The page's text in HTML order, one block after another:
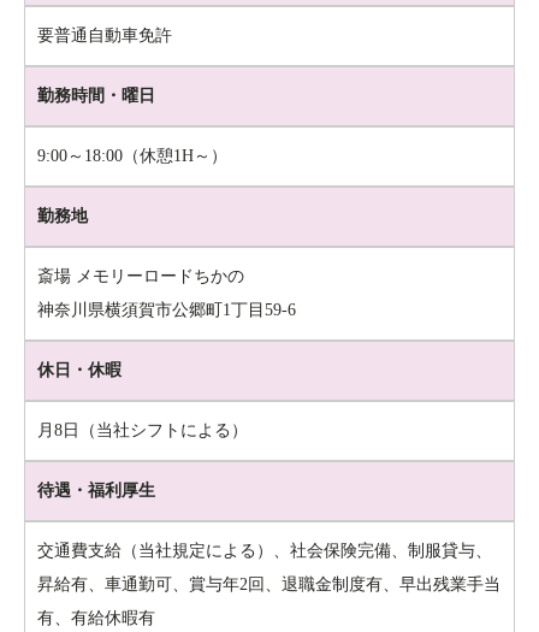
要普通自動車免許
勤務時間・曜日
9:00～18:00（休憩1H～）
勤務地
斎場 メモリーロードちかの
神奈川県横須賀市公郷町1丁目59-6
休日・休暇
月8日（当社シフトによる）
待遇・福利厚生
交通費支給（当社規定による）、社会保険完備、制服貸与、
昇給有、車通勤可、賞与年2回、退職金制度有、早出残業手当
有、 有給休暇有